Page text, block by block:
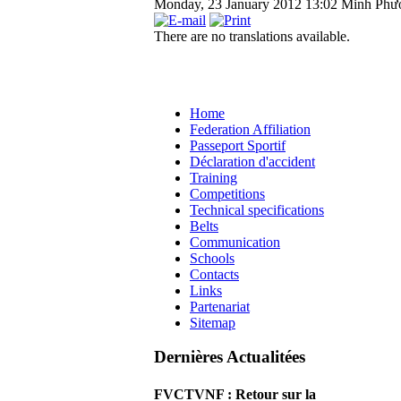
Monday, 23 January 2012 13:02 Minh
There are no translations available.
Home
Federation Affiliation
Passeport Sportif
Déclaration d'accident
Training
Competitions
Technical specifications
Belts
Communication
Schools
Contacts
Links
Partenariat
Sitemap
Dernières Actualitées
FVCTVNF : Retour sur la